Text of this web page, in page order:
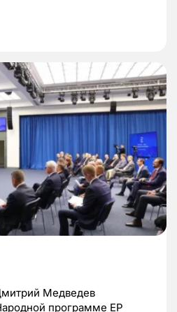
Медведев
программе ЕР